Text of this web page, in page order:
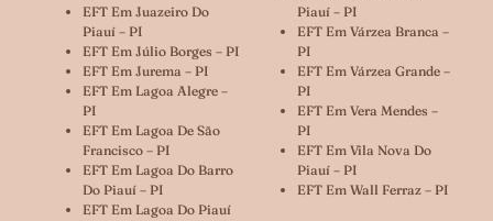
EFT Em Juazeiro Do
Piauí – PI
EFT Em Júlio Borges – PI
EFT Em Jurema – PI
EFT Em Lagoa Alegre –
PI
EFT Em Lagoa De São
Francisco – PI
EFT Em Lagoa Do Barro
Do Piauí – PI
EFT Em Lagoa Do Piauí
Piauí – PI
EFT Em Várzea Branca –
PI
EFT Em Várzea Grande –
PI
EFT Em Vera Mendes –
PI
EFT Em Vila Nova Do
Piauí – PI
EFT Em Wall Ferraz – PI